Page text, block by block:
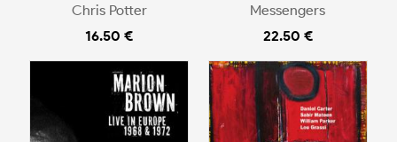
Chris Potter
16.50 €
Messengers
22.50 €